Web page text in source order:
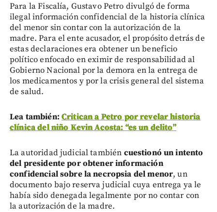
Para la Fiscalía, Gustavo Petro divulgó de forma
ilegal información confidencial de la historia clínica
del menor sin contar con la autorización de la
madre. Para el ente acusador, el propósito detrás de
estas declaraciones era obtener un beneficio
político enfocado en eximir de responsabilidad al
Gobierno Nacional por la demora en la entrega de
los medicamentos y por la crisis general del sistema
de salud.
Lea también: Critican a Petro por revelar historia
clínica del niño Kevin Acosta: “es un delito”
La autoridad judicial también cuestionó un intento
del presidente por obtener información
confidencial sobre la necropsia del menor, un
documento bajo reserva judicial cuya entrega ya le
había sido denegada legalmente por no contar con
la autorización de la madre.